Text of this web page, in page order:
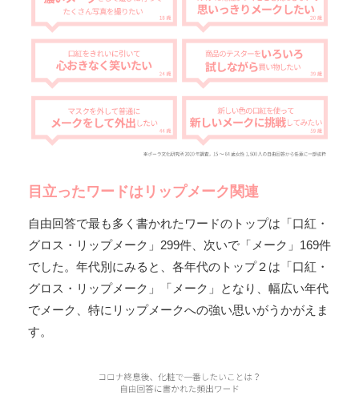
目立ったワードはリップメーク関連
自由回答で最も多く書かれたワードのトップは「口紅・
グロス・リップメーク」299件、次いで「メーク」169件
でした。年代別にみると、各年代のトップ２は「口紅・
グロス・リップメーク」「メーク」となり、幅広い年代
でメーク、特にリップメークへの強い思いがうかがえま
す。